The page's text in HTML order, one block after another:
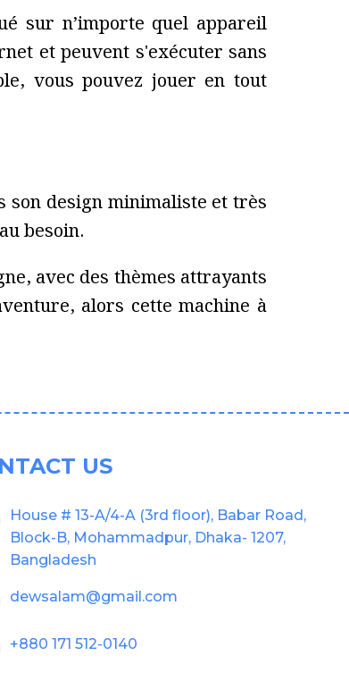
sur n’importe quel appareil
et peuvent s'exécuter sans
vous pouvez jouer en tout
son design minimaliste et très
besoin.
avec des thèmes attrayants
alors cette machine à
US
House # 13-A/4-A (3rd floor), Babar Road,
Block-B, Mohammadpur, Dhaka- 1207,
Bangladesh
dewsalam@gmail.com
+880 171 512-0140